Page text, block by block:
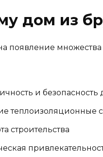
дом из
появление
и безопасность
теплоизоляционные
строительства